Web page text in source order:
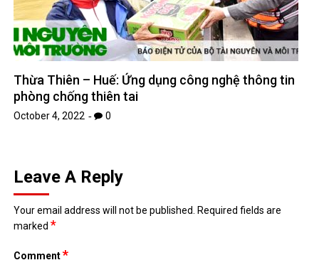
Thừa Thiên – Huế: Ứng dụng công nghệ thông tin
phòng chống thiên tai
October 4, 2022 0
Leave A Reply
Your email address will not be published. Required fields are
marked*
Comment*